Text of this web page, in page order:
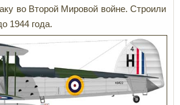
во Второй Мировой войне. Строили
1944 года.